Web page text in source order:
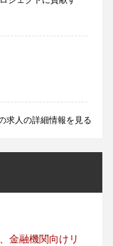
求人の詳細情報を見る
金融機関向けリ